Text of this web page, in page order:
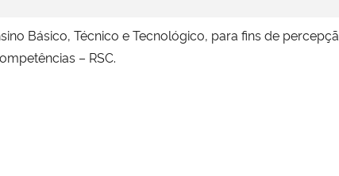
Básico, Técnico e Tecnológico, para fins de
– RSC.